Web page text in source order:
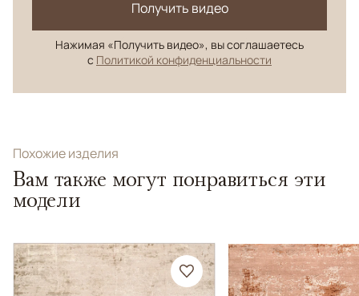
Получить видео
Нажимая «Получить видео», вы соглашаетесь
с Политикой конфиденциальности
Похожие изделия
Вам также могут понравиться эти
модели